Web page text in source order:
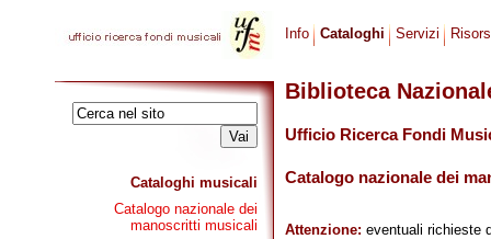
Cataloghi musicali
Catalogo nazionale dei
manoscritti musicali
Info Cataloghi Servizi
Biblioteca
Ufficio Ricerca Fondi
Catalogo nazionale dei
Attenzione: eventuali richieste